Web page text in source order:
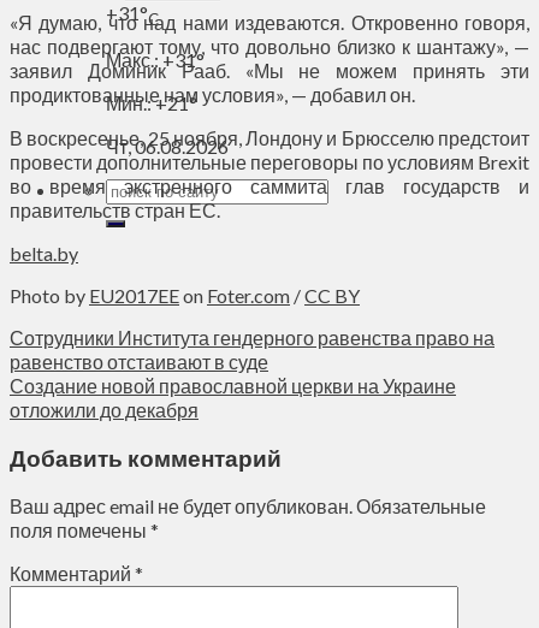
+31°C
Макс.: +31°
Мин.:+21°
Чт, 06.08.2026
«Я думаю, что над нами издеваются. Откровенно говоря,
нас подвергают тому, что довольно близко к шантажу», —
заявил Доминик Рааб. «Мы не можем принять эти
продиктованные нам условия», — добавил он.
В воскресенье, 25 ноября, Лондону и Брюсселю предстоит
провести дополнительные переговоры по условиям Brexit
во время экстренного саммита глав государств и
правительств стран ЕС.
belta.by
Photo by EU2017EEon Foter.com /CC BY
Сотрудники Института гендерного равенства право на
равенство отстаивают в суде
Создание новой православной церкви на Украине
отложили до декабря
Добавить комментарий
Ваш адрес email не будет опубликован.Обязательные
поля помечены *
Комментарий *